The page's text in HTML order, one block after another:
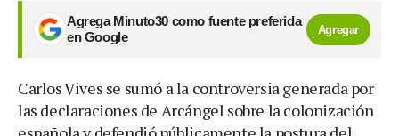
Agrega Minuto30 como fuente preferida
en Google
Agregar
Carlos Vives se sumó a la controversia generada por
las declaraciones de Arcángel sobre la colonización